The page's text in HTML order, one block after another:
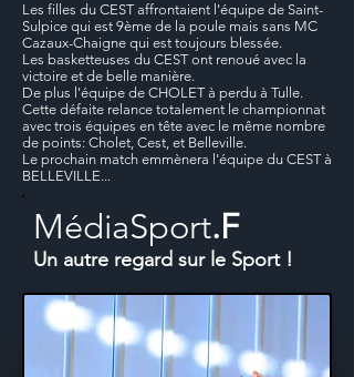
Les filles du CEST affrontaient l'équipe de Saint-
Sulpice qui est 9ème de la poule mais sans MC
Cazaux-Chaigne qui est toujours blessée.
Les basketteuses du CEST ont renoué avec la
victoire et de belle manière.
De plus l'équipe de CHOLET à perdu à Tulle.
Cette défaite relance totalement le championnat
avec trois équipes en tête avec le même nombre
de points: Cholet, Cest, et Belleville.
Le prochain match emmènera l'équipe du CEST à
BELLEVILLE...
MédiaSport.F
Un autre regard sur le Sport !